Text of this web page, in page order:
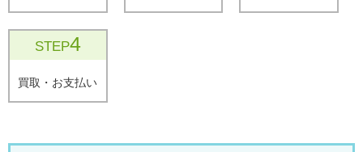
STEP4
買取・お支払い